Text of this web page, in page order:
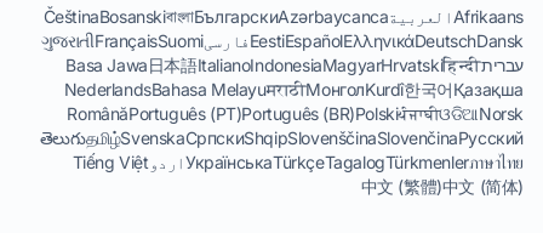
Afrikaans العربيةAzərbaycanca
Български
বাংলা
Bosanski
Čeština
Dansk
Deutsch
Ελληνικά
Español
EestiفارسیSuomi
Français
ગુજરાતી
עבריתहिन्दी
Hrvatski
Magyar
Indonesia
Italiano
日本語
Basa Jawa
Қазақша
한국어
Kurdî
Монгол
मराठी
Bahasa Melayu
Nederlands
Norsk
ଓଡିଆ
ਪੰਜਾਬੀ
Polski
Português (BR)
Português (PT)
Română
Русский
Slovenčina
Slovenščina
Shqip
Српски
Svenska
தமிழ்
తెలుగు
ภาษาไทย
Türkmenler
Tagalog
Türkçe
Українськаاردو Tiếng Việt
中文 (简体)
中文 (繁體)